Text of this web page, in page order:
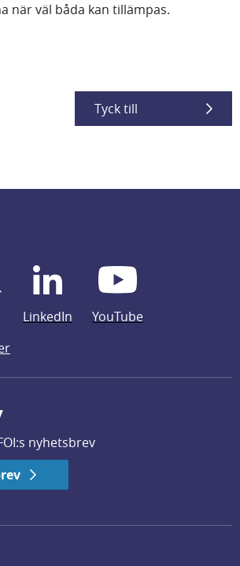
när väl båda kan tillämpas.
Tyck till
LinkedIn
YouTube
nyhetsbrev